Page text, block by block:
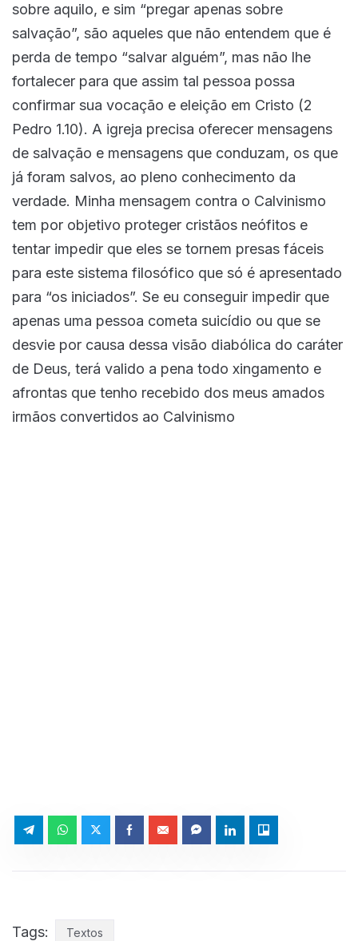
sobre aquilo, e sim “pregar apenas sobre
salvação”, são aqueles que não entendem que é
perda de tempo “salvar alguém”, mas não lhe
fortalecer para que assim tal pessoa possa
confirmar sua vocação e eleição em Cristo (2
Pedro 1.10). A igreja precisa oferecer mensagens
de salvação e mensagens que conduzam, os que
já foram salvos, ao pleno conhecimento da
verdade. Minha mensagem contra o Calvinismo
tem por objetivo proteger cristãos neófitos e
tentar impedir que eles se tornem presas fáceis
para este sistema filosófico que só é apresentado
para “os iniciados”. Se eu conseguir impedir que
apenas uma pessoa cometa suicídio ou que se
desvie por causa dessa visão diabólica do caráter
de Deus, terá valido a pena todo xingamento e
afrontas que tenho recebido dos meus amados
irmãos convertidos ao Calvinismo
Tags: Textos